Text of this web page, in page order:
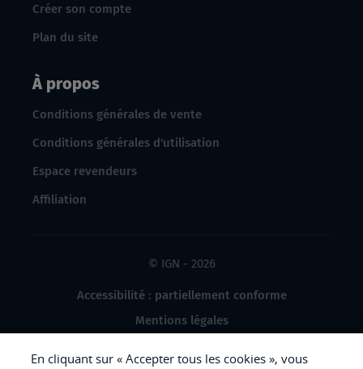
Créer son compte
Plan du site
À propos
Conditions générales de vente
Conditions générales d'utilisation
Espace revendeurs
Affiliation
© IGN - 2026
Accessibilité : partiellement conforme
Mentions légales
En cliquant sur « Accepter tous les cookies », vous